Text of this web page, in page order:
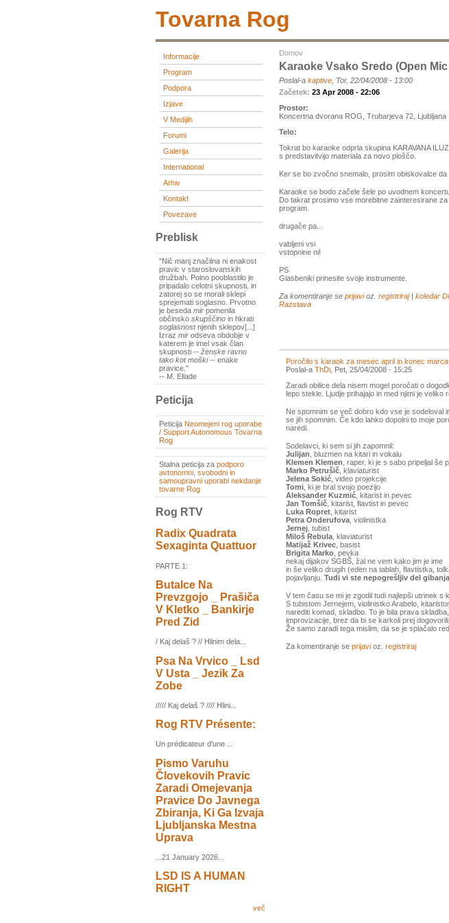
Tovarna Rog
Informacije
Program
Podpora
Izjave
V Medijih
Forumi
Galerija
International
Arhiv
Kontakt
Povezave
Preblisk
"Nič manj značilna ni enakost
pravic v staroslovanskih
družbah. Polno pooblastilo je
pripadalo celotni skupnosti, in
zatorej so se morali sklepi
sprejemati soglasno. Prvotno
je beseda mir pomenila
občinsko skupščino in hkrati
soglasnostnjenih sklepov[...]
Izraz mir odseva obdobje v
katerem je imel vsak član
skupnosti -- ženske ravno
tako kot moški-- enake
pravice."
-- M. Eliade
Peticija
Peticija Neomejeni rog uporabe
/ Support Autonomous Tovarna
Rog
Stalna peticija za podporo
avtonomni, svobodni in
samoupravni uporabi nekdanje
tovarne Rog
Rog RTV
Radix Quadrata
Sexaginta Quattuor
PARTE 1:
Butalce Na
Prevzgojo _ Prašiča
V Kletko _ Bankirje
Pred Zid
/ Kaj delaš ? // Hlinim dela...
Psa Na Vrvico _ Lsd
V Usta _ Jezik Za
Zobe
///// Kaj delaš ? //// Hlini...
Rog RTV Présente:
Un prédicateur d'une ...
Pismo Varuhu
Človekovih Pravic
Zaradi Omejevanja
Pravice Do Javnega
Zbiranja, Ki Ga Izvaja
Ljubljanska Mestna
Uprava
...21 January 2026...
LSD IS A HUMAN
RIGHT
več
Domov
Karaoke Vsako Sredo (open
Poslal-a kaptive , Tor, 22/04/2008 - 13:00
Začetek: 23 Apr 2008 - 22:06
Prostor:
Koncertna dvorana ROG, Trubarjeva 72, Ljubljana
Telo:
Tokrat bo karaoke odprla skupina KARAVANA
s predstavitvijo materiala za novo ploščo.
Ker se bo zvočno snemalo, prosim obiskovalce
Karaoke se bodo začele šele po uvodnem
Do takrat prosimo vse morebitne zainteresirane
program.
drugače pa...
vabljeni vsi
vstopnine ni!
PS
Glasbeniki prinesite svoje instrumente.
Za komentiranje se prijavioz. registriraj| koledar
Razstava
Poročilo s karaok za mesec april in konec marca
Poslal-a ThDi , Pet, 25/04/2008 - 15:25
Zaradi obilice dela nisem mogel poročati o
lepo stekle. Ljudje prihajajo in med njimi je veliko
Ne spomnim se več dobro kdo vse je sodeloval
se jih spomnim. Če kdo lahko dopolni to moje
naredi.
Sodelavci, ki sem si jih zapomnil:
Julijan , bluzmen na kitari in vokalu
Klemen Klemen , raper, ki je s sabo pripeljal še
Marko Petrušič , klaviaturist
Jelena Sokić , video projekcije
Tomi , ki je bral svojo poezijo
Aleksander Kuzmić , kitarist in pevec
Jan Tomšič , kitarist, flavtist in pevec
Luka Ropret , kitarist
Petra Onderufova , violinistka
Jernej , tubist
Miloš Rebula , klaviaturist
Matijaž Krivec , basist
Brigita Marko , pevka
nekaj dijakov SGBŠ, žal ne vem kako jim je ime
in še veliko drugih (eden na tablah, flavtistka,
pojavljanju. Tudi vi ste nepogrešljiv del
V tem času se mi je zgodil tudi najlepši utrinek s
S tubistom Jernejem, violinistko Arabelo,
narediti komad, skladbo. To je bila prava
improvizacije, brez da bi se karkoli prej dogovorili.
Že samo zaradi tega mislim, da se je splačalo
Za komentiranje se prijavi oz. registriraj